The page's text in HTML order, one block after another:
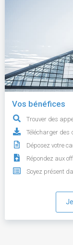
Vos bénéfices
Trouver des
Télécharger des
Déposez votre
Répondez aux
Soyez présent